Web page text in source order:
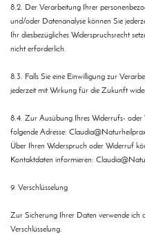
8.2. Der Verarbeitung Ihrer
und/oder Datenanalyse können Sie
Ihr diesbezügliches Widerspruchsrecht
nicht erforderlich.
8.3. Falls Sie eine Einwilligung zur
jederzeit mit Wirkung für die Zukunft
8.4. Zur Ausübung Ihres Widerrufs- oder
folgende Adresse:
Über Ihren Widerspruch oder Widerruf
Kontaktdaten informieren:
9. Verschlüsselung
Zur Sicherung Ihrer Daten verwende ich
Verschlüsselung.